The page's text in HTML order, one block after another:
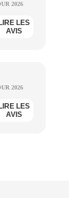
2026
LIRE LES
AVIS
2026
LIRE LES
AVIS